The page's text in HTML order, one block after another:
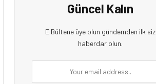
Güncel Kalın
E Bültene üye olun gündemden ilk siz
haberdar olun.